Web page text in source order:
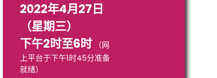
2022年4月27日
（星期三）
下午2时至6时
（网
上平台于下午1时45分准备
就绪）